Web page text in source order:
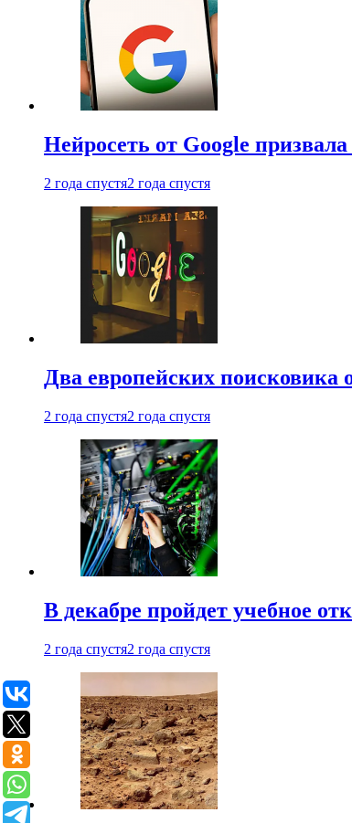
Нейросеть от Google
2 года спустя2 года спустя
Два европейских
2 года спустя2 года спустя
В декабре пройдет учебное
2 года спустя2 года спустя